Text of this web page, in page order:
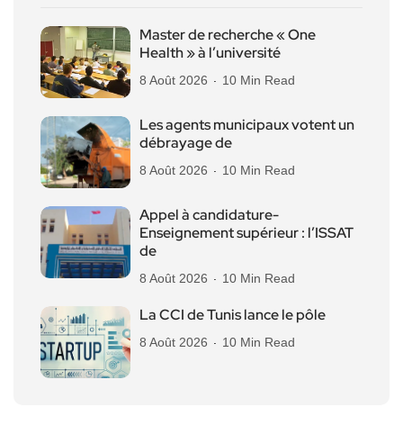
Master de recherche « One
Health » à l’université
8 Août 2026 10 Min Read
Les agents municipaux votent un
débrayage de
8 Août 2026 10 Min Read
Appel à candidature-
Enseignement supérieur : l’ISSAT
de
8 Août 2026 10 Min Read
La CCI de Tunis lance le pôle
8 Août 2026 10 Min Read